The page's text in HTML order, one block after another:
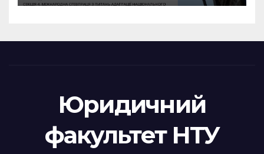
Юридичний
факультет НТУ